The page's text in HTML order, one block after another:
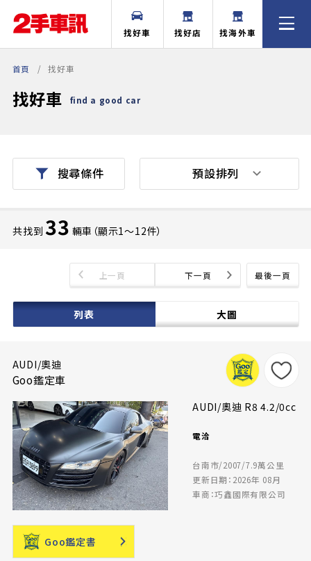
找好車 找好店 找海外車
首頁 找好車
找好車 find a good car
搜尋條件
共找到 33 輛車（顯示1〜12件）
最後一頁
上一頁 下一頁
列表 大圖
預設排列
AUDI/奧迪
Goo鑑定車
AUDI/奧迪 R8 4.2/0cc
電洽
台南市/2007/7.9萬公里
更新日期：2026年 08月
車商：巧鑫國際有限公司
Goo鑑定書